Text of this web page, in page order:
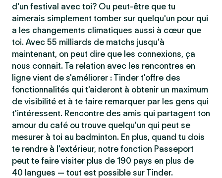
d'un festival avec toi? Ou peut-être que tu
aimerais simplement tomber sur quelqu'un pour qui
a les changements climatiques aussi à cœur que
toi. Avec 55 milliards de matchs jusqu'à
maintenant, on peut dire que les connexions, ça
nous connait. Ta relation avec les rencontres en
ligne vient de s'améliorer : Tinder t'offre des
fonctionnalités qui t'aideront à obtenir un maximum
de visibilité et à te faire remarquer par les gens qui
t'intéressent. Rencontre des amis qui partagent ton
amour du café ou trouve quelqu'un qui peut se
mesurer à toi au badminton. En plus, quand tu dois
te rendre à l'extérieur, notre fonction Passeport
peut te faire visiter plus de 190 pays en plus de
40 langues — tout est possible sur Tinder.